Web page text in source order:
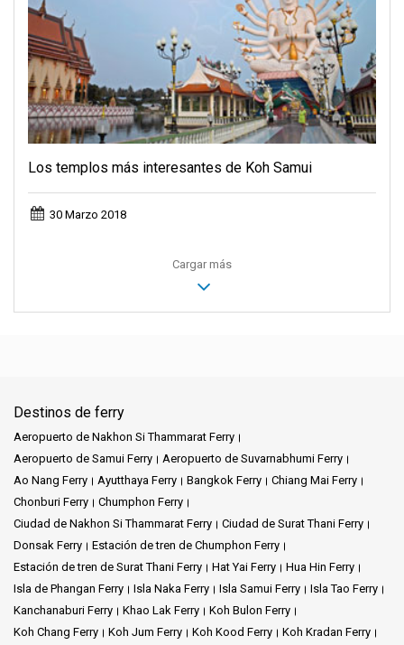
Los templos más interesantes de Koh Samui
30 Marzo 2018
Cargar más
Destinos de ferry
Aeropuerto de Nakhon Si Thammarat Ferry
Aeropuerto de Samui Ferry
Aeropuerto de Suvarnabhumi Ferry
Ao Nang Ferry
Ayutthaya Ferry Bangkok Ferry
Chiang Mai Ferry
Chonburi Ferry
Chumphon Ferry
Ciudad de Nakhon Si Thammarat Ferry
Ciudad de Surat Thani Ferry
Donsak Ferry
Estación de tren de Chumphon Ferry
Estación de tren de Surat Thani Ferry
Hat Yai Ferry
Hua Hin Ferry
Isla de Phangan Ferry
Isla Naka Ferry Isla Samui Ferry
Isla Tao Ferry
Kanchanaburi Ferry
Khao Lak Ferry
Koh Bulon Ferry
Koh Chang Ferry
Koh Jum Ferry Koh Kood Ferry
Koh Kradan Ferry